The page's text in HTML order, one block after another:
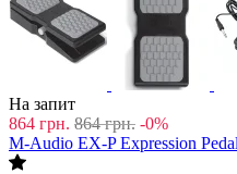
На запит
864 грн. 864 грн. -0%
M-Audio EX-P Expression Pedal